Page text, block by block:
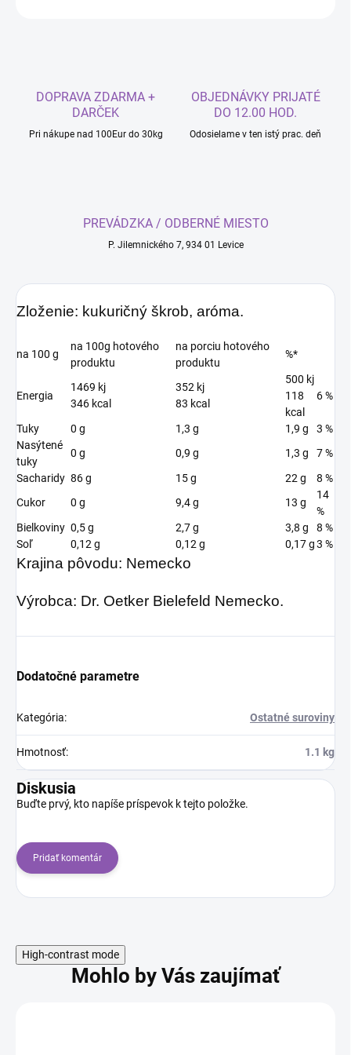
DOPRAVA ZDARMA +
DARČEK
Pri nákupe nad 100Eur do 30kg
OBJEDNÁVKY PRIJATÉ
DO 12.00 HOD.
Odosielame v ten istý prac. deň
PREVÁDZKA / ODBERNÉ MIESTO
P. Jilemnického 7, 934 01 Levice
Zloženie: kukuričný škrob, aróma.
na 100 g
na 100g hotového
produktu
na porciu hotového
produktu
%*
Energia
1469 kj
346 kcal
352 kj
83 kcal
500 kj
118
kcal
6 %
Tuky 0 g 1,3 g 1,9 g
3 %
Nasýtené
tuky
0 g 0,9 g 1,3 g
7 %
Sacharidy 86 g 15 g 22 g
8 %
Cukor
0 g 9,4 g 13 g
14
%
Bielkoviny 0,5 g 2,7 g 3,8 g
8 %
Soľ
0,12 g 0,12 g 0,17 g3 %
Krajina pôvodu: Nemecko
Výrobca: Dr. Oetker Bielefeld Nemecko.
Dodatočné parametre
Kategória: Ostatné suroviny
Hmotnosť: 1.1 kg
Diskusia
Buďte prvý, kto napíše príspevok k tejto položke.
Pridať komentár
High-contrast mode
Mohlo by Vás zaujímať